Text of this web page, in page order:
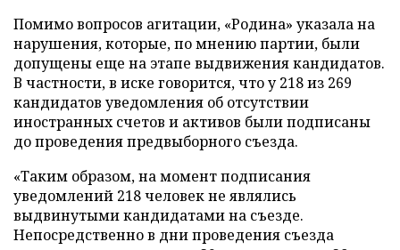
Помимо вопросов агитации, «Родина» указала на
нарушения, которые, по мнению партии, были
допущены еще на этапе выдвижения кандидатов.
В частности, в иске говорится, что у 218 из 269
кандидатов уведомления об отсутствии
иностранных счетов и активов были подписаны
до проведения предвыборного съезда.
«Таким образом, на момент подписания
уведомлений 218 человек не являлись
выдвинутыми кандидатами на съезде.
Непосредственно в дни проведения съезда